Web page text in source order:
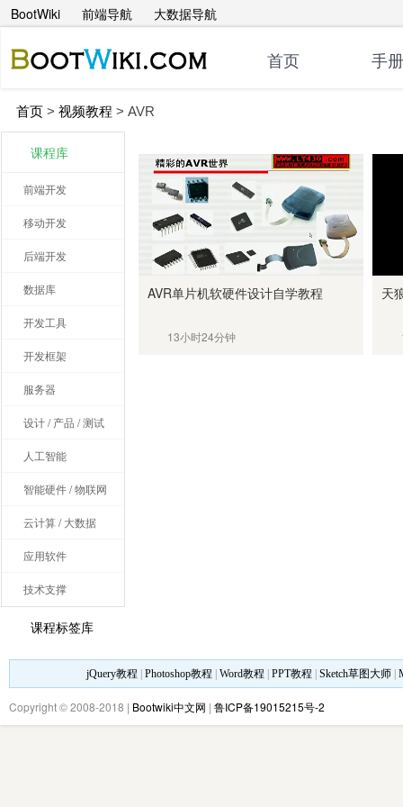
BootWiki 前端导航 大数据导航
首页 手册
首页 > 视频教程 > AVR
AVR单片机软硬件设计自学教程
13小时24分钟
天
课程库
前端开发
移动开发
后端开发
数据库
开发工具
开发框架
服务器
设计 / 产品 / 测试
人工智能
智能硬件 / 物联网
云计算 / 大数据
应用软件
技术支撑
课程标签库
jQuery教程 Photoshop教程 Word教程 PPT教程 Sketch草图大师
Copyright © 2008-2018 | Bootwiki中文网 | 鲁ICP备19015215号-2